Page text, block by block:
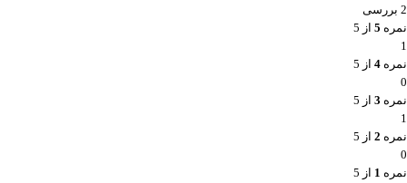
2 بررسی
نمره 5 از 5
1
نمره 4 از 5
0
نمره 3 از 5
1
نمره 2 از 5
0
نمره 1 از 5